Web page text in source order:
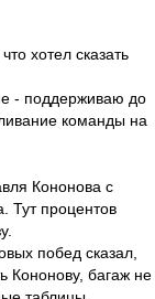
хотел сказать
- поддерживаю до
команды на
Кононова с
Тут процентов
побед сказал,
Кононову, багаж не